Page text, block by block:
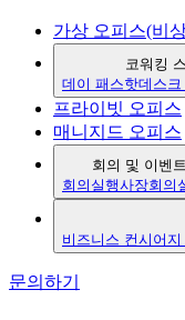
가상 오피스(비
코워킹
데이 패스핫데스
프라이빗 오피스
매니지드 오피스
회의 및 이벤트
회의실행사장회의
비즈니스 컨시어지
문의하기